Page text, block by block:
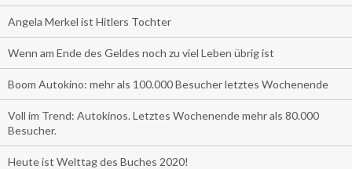
Angela Merkel ist Hitlers Tochter
Wenn am Ende des Geldes noch zu viel Leben übrig ist
Boom Autokino: mehr als 100.000 Besucher letztes Wochenende
Voll im Trend: Autokinos. Letztes Wochenende mehr als 80.000
Besucher.
Heute ist Welttag des Buches 2020!